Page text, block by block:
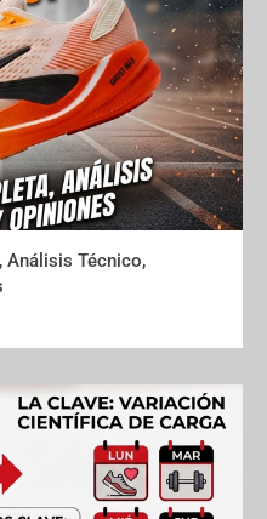
Análisis Técnico,